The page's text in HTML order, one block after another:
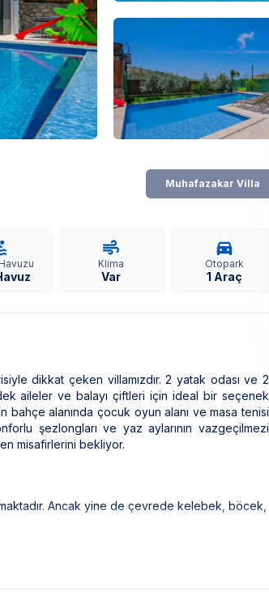
Muhafazakar Villa
Klima
Var
Otopark
1 Araç
dikkat çeken villamızdır. 2 yatak odası ve 2
aileler ve balayı çiftleri için ideal bir seçenek
bahçe alanında çocuk oyun alanı ve masa tenisi
şezlongları ve yaz aylarının vazgeçilmezi
misafirlerini bekliyor.
Ancak yine de çevrede kelebek, böcek,